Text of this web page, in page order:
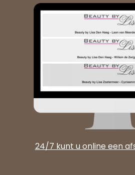
24/7 kunt u online een